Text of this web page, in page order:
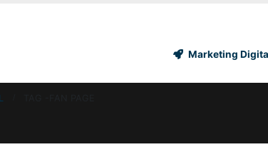
Marketing